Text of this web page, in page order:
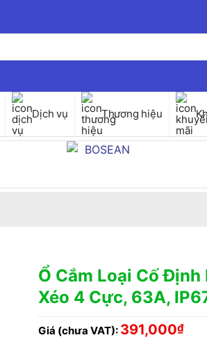
Dịch vụ Thương hiệu
Ổ Cắm Loại Cố
Xéo 4 Cực, 63A,
Giá (chưa VAT): 391,000₫